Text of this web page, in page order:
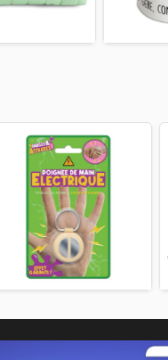
* L’abus d’alcool est dangereux pour
la santé, à consommer avec
modération
Previous